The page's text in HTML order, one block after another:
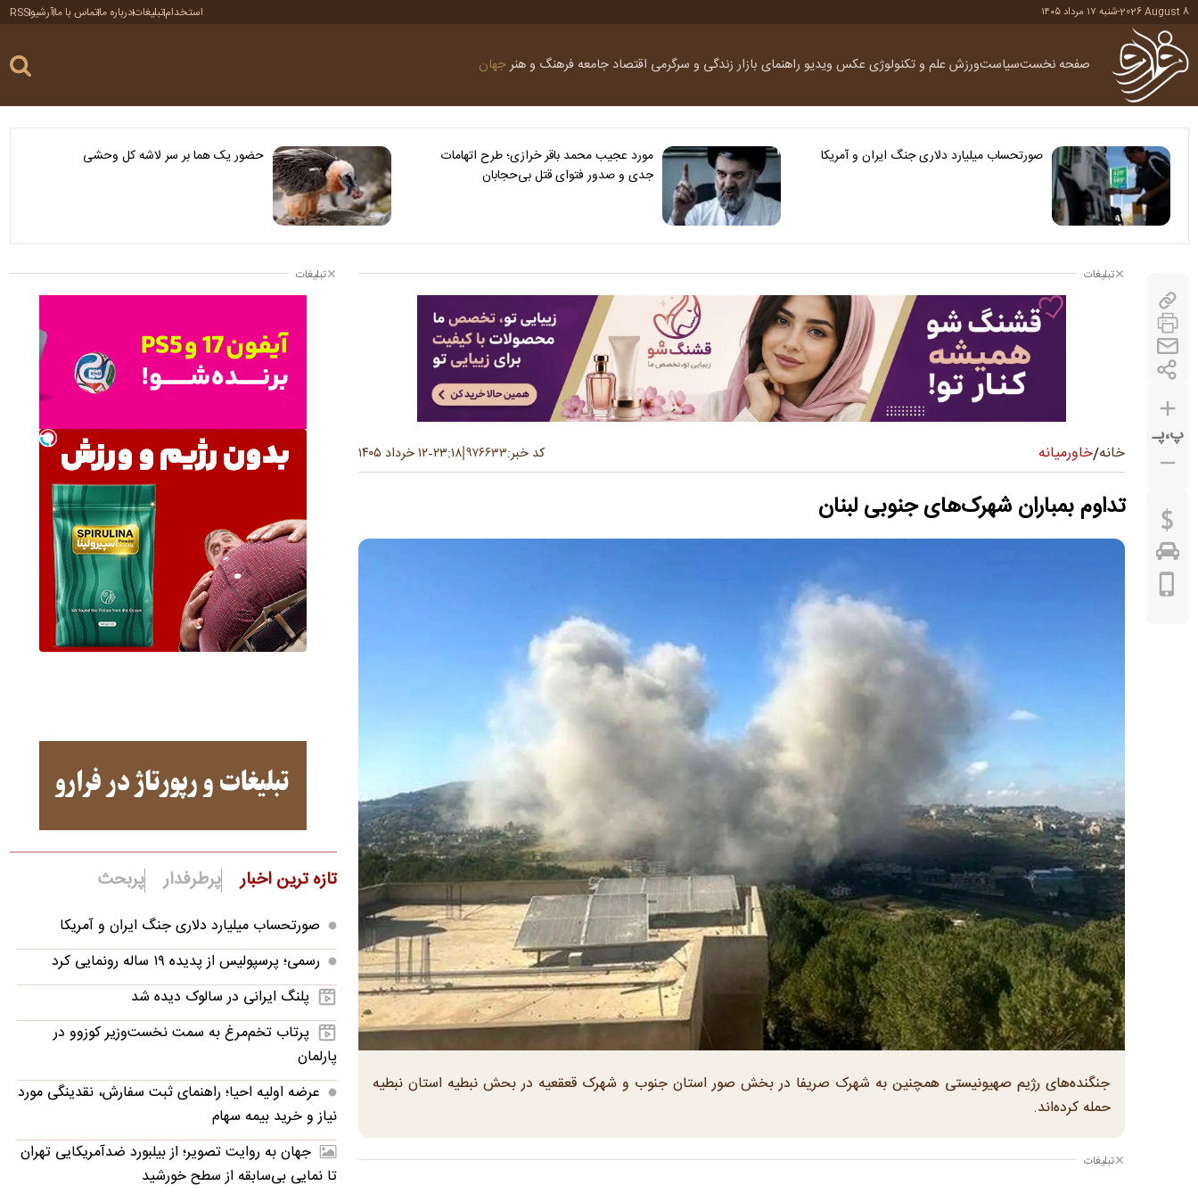
2026 August 8
-شنبه ۱۷ مرداد ۱۴۰۵ استخدامتبلیغاتدرباره ماتماس با ماآرشیوRSS
صفحه نخستسیاستورزش علم و تکنولوژی عکس ویدیو راهنمای بازارزندگی و سرگرمی اقتصاد جامعهفرهنگ و هنرجهان
صورتحساب میلیارد دلاری جنگ ایران و آمریکا
مورد عجیب محمد باقر خرازی؛ طرح اتهامات
جدی و صدور فتوای قتل بی‌حجابان
حضور یک هما بر سر لاشه‌ کل وحشی
پ،پـ
تبلیغات
خانه/خاورمیانه کد خبر:۹۷۶۶۳۳ ۲۳:۱۸-۱۲ خرداد ۱۴۰۵
تداوم بمباران شهرک‌های جنوبی لبنان
جنگنده‌های رژیم صهیونیستی همچنین به شهرک صریفا در بخش صور استان جنوب و شهرک قعقعیه در بحش نبطیه استان نبطیه
حمله کرده‌اند.
تبلیغات
تبلیغات
تازه ترین اخبار پرطرفدار پربحث
صورتحساب میلیارد دلاری جنگ ایران و آمریکا
رسمی؛ پرسپولیس از پدیده ۱۹ ساله رونمایی کرد
پلنگ ایرانی در سالوک دیده شد
پرتاب تخم‌مرغ به سمت نخست‌وزیر کوزوو در
پارلمان
عرضه اولیه احیا؛ راهنمای ثبت سفارش، نقدینگی مورد
نیاز و خرید بیمه سهام
جهان به روایت تصویر؛ از بیلبورد ضدآمریکایی تهران
تا نمایی بی‌سابقه از سطح خورشید